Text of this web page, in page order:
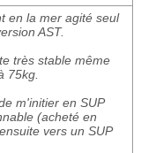
en la mer agité seul
AST.
très stable même
75kg.
m'initier en SUP
(acheté en
vers un SUP